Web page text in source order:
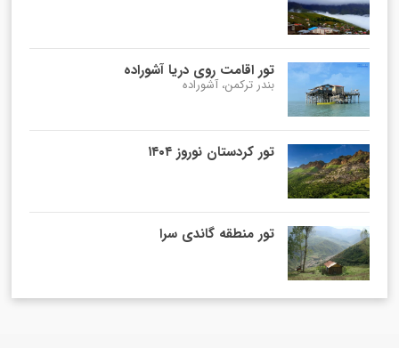
تور اقامت روی دریا آشوراده
بندر ترکمن، آشوراده
تور کردستان نوروز ۱۴۰۴
تور منطقه گاندی سرا